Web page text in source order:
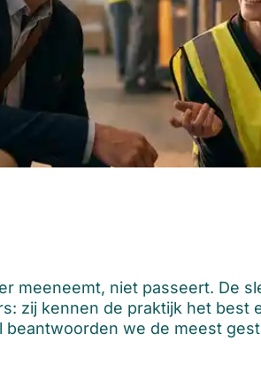
meeneemt, niet passeert. De
zij kennen de praktijk het best
we de meest